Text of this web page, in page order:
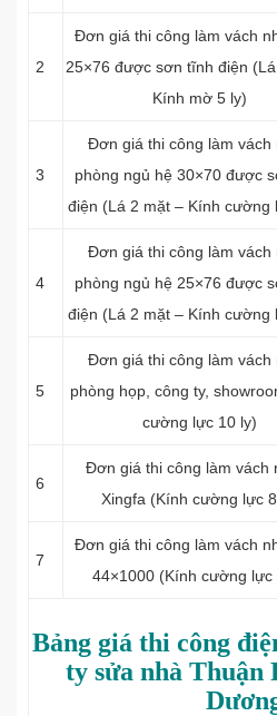
2
Đơn giá thi công làm vách
25×76 được sơn tĩnh điện
Kính mờ 5 ly)
3
Đơn giá thi công làm vách
phòng ngủ hệ 30×70 được
điện (Lá 2 mặt – Kính cường
4
Đơn giá thi công làm vách
phòng ngủ hệ 25×76 được
điện (Lá 2 mặt – Kính cường
5
Đơn giá thi công làm vách
phòng họp, công ty,
cường lực 10 ly)
6
Đơn giá thi công làm vách
Xingfa (Kính cường lực
7
Đơn giá thi công làm vách
44×1000 (Kính cường lực
Bảng giá thi công
ty sửa nhà Thuận